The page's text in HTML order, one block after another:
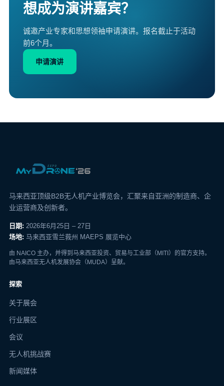
想成为演讲嘉宾？
诚邀产业专家和思想领袖申请演讲。报名截止于活动
前6个月。
申请演讲
马来西亚顶级B2B无人机产业博览会，汇聚来自亚洲的制造商、企
业运营商及创新者。
日期: 2026年6月25日 – 27日
场地: 马来西亚雪兰莪州 MAEPS 展览中心
由 NAICO 主办，并得到马来西亚投资、贸易与工业部（MITI）的官方支持。
由马来西亚无人机发展协会（MUDA）呈献。
探索
关于展会
行业展区
会议
无人机挑战赛
新闻媒体